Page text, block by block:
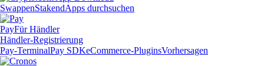
SwappenStakendApps durchsuchen
PayFür Händler
Händler-Registrierung
Pay-TerminalPay SDKeCommerce-PluginsVorhersagen